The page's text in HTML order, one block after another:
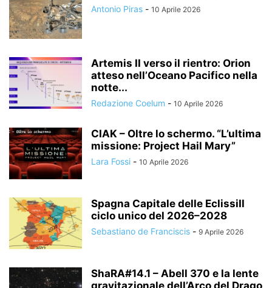
Antonio Piras - 10 Aprile 2026
Artemis II verso il rientro: Orion
atteso nell’Oceano Pacifico nella
notte...
Redazione Coelum - 10 Aprile 2026
CIAK – Oltre lo schermo. “L’ultima
missione: Project Hail Mary”
Lara Fossi - 10 Aprile 2026
Spagna Capitale delle EclissiIl
ciclo unico del 2026–2028
Sebastiano de Franciscis - 9 Aprile 2026
ShaRA#14.1 – Abell 370 e la lente
gravitazionale dell’Arco del Drago